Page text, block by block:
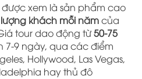
xem là sản phẩm cao
lượng khách mỗi nămcủa
tour dao động từ50-75
7-9 ngày, qua các điểm
Hollywood, Las Vegas,
hay thủ đô